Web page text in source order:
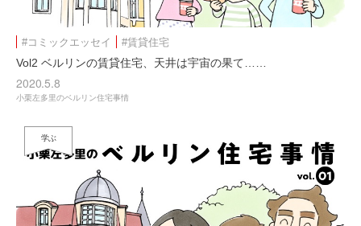
#コミックエッセイ #賃貸住宅
Vol2 ベルリンの賃貸住宅、天井は宇宙の果て……
2020.5.8
小栗左多里のベルリン住宅事情
学ぶ